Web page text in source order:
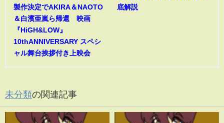
製作決定でAKIRA＆NAOTO
＆白濱亜嵐ら帰還 映画
『HiGH&LOW』
10thANNIVERSARY スペシ
ャル舞台挨拶付き上映会
底解説
未分類の関連記事